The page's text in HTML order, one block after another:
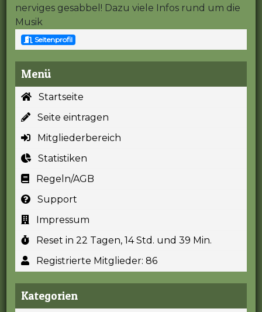
nerviges gesabbel! Dazu viele Infos rund um die
Musik
Seitenprofil
Menü
Startseite
Seite eintragen
Mitgliederbereich
Statistiken
Regeln/AGB
Support
Impressum
Reset in 22 Tagen, 14 Std. und 39 Min.
Registrierte Mitglieder: 86
Kategorien